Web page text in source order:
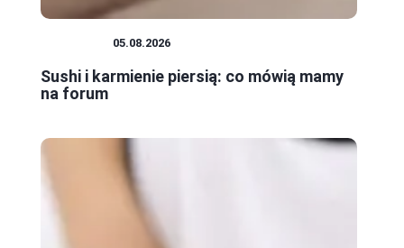
05.08.2026
Sushi i karmienie piersią: co mówią mamy
na forum